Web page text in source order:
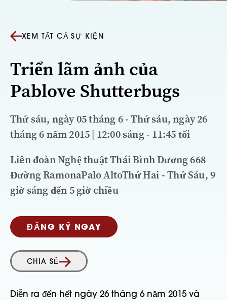
XEM TẤT CẢ SỰ KIỆN
Triển lãm ảnh của
Pablove Shutterbugs
Thứ sáu, ngày 05 tháng 6 - Thứ sáu, ngày 26
tháng 6 năm 2015 | 12:00 sáng - 11:45 tối
Liên đoàn Nghệ thuật Thái Bình Dương 668
Đường RamonaPalo AltoThứ Hai - Thứ Sáu, 9
giờ sáng đến 5 giờ chiều
ĐĂNG KÝ NGAY
CHIA SẺ
Diễn ra đến hết ngày 26 tháng 6 năm 2015 và